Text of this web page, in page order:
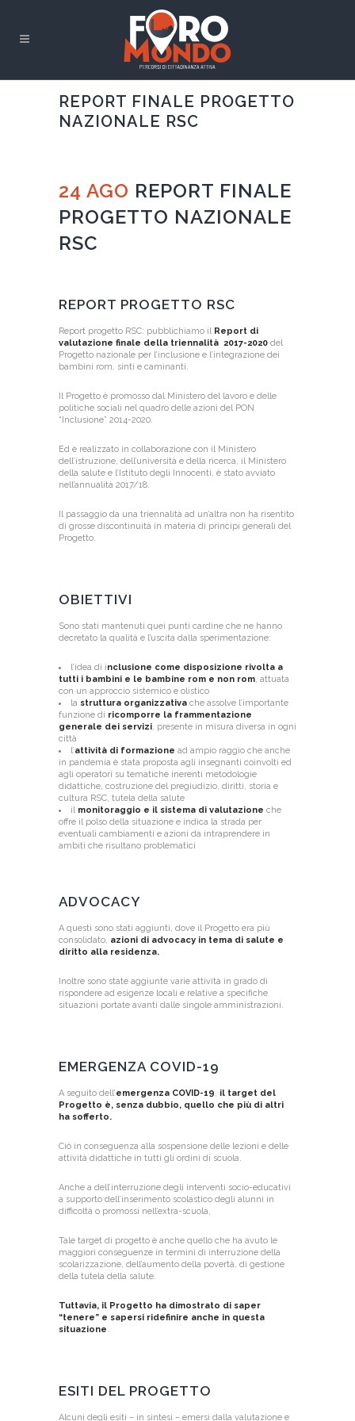
REPORT FINALE PROGETTO
NAZIONALE RSC
24 AGO REPORT FINALE
PROGETTO NAZIONALE
RSC
REPORT PROGETTO RSC
Report progetto RSC: pubblichiamo il Report di
valutazione finale della triennalità 2017-2020 del
Progetto nazionale per l’inclusione e l’integrazione dei
bambini rom, sinti e caminanti.
Il Progetto è promosso dal Ministero del lavoro e delle
politiche sociali nel quadro delle azioni del PON
“Inclusione” 2014-2020.
Ed è realizzato in collaborazione con il Ministero
dell’istruzione, dell’università e della ricerca, il Ministero
della salute e l’Istituto degli Innocenti, è stato avviato
nell’annualità 2017/18.
Il passaggio da una triennalità ad un’altra non ha risentito
di grosse discontinuità in materia di principi generali del
Progetto.
OBIETTIVI
Sono stati mantenuti quei punti cardine che ne hanno
decretato la qualità e l’uscita dalla sperimentazione:
l’idea di inclusione come disposizione rivolta a
tutti i bambini e le bambine rom e non rom, attuata
con un approccio sistemico e olistico
la struttura organizzativa che assolve l’importante
funzione di ricomporre la frammentazione
generale dei servizi, presente in misura diversa in ogni
città
l’attività di formazione ad ampio raggio che anche
in pandemia è stata proposta agli insegnanti coinvolti ed
agli operatori su tematiche inerenti metodologie
didattiche, costruzione del pregiudizio, diritti, storia e
cultura RSC, tutela della salute
il monitoraggio e il sistema di valutazione che
offre il polso della situazione e indica la strada per
eventuali cambiamenti e azioni da intraprendere in
ambiti che risultano problematici
ADVOCACY
A questi sono stati aggiunti, dove il Progetto era più
consolidato, azioni di advocacy in tema di salute e
diritto alla residenza.
Inoltre sono state aggiunte varie attività in grado di
rispondere ad esigenze locali e relative a specifiche
situazioni portate avanti dalle singole amministrazioni.
EMERGENZA COVID-19
A seguito dell’emergenza COVID-19, il target del
Progetto è, senza dubbio, quello che più di altri
ha sofferto.
Ciò in conseguenza alla sospensione delle lezioni e delle
attività didattiche in tutti gli ordini di scuola.
Anche a dell’interruzione degli interventi socio-educativi
a supporto dell’inserimento scolastico degli alunni in
difficoltà o promossi nell’extra-scuola,
Tale target di progetto è anche quello che ha avuto le
maggiori conseguenze in termini di interruzione della
scolarizzazione, dell’aumento della povertà, di gestione
della tutela della salute.
Tuttavia, il Progetto ha dimostrato di saper
“tenere” e sapersi ridefinire anche in questa
situazione.
ESITI DEL PROGETTO
Alcuni degli esiti – in sintesi – emersi dalla valutazione e